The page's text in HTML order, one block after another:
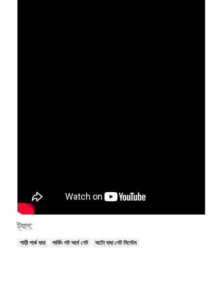
মামলা
ট্যাগ:
গাড়ী পার্ক বাধা পার্কিং লট আর্ম গেট অটো বাধা গেট সিস্টেম